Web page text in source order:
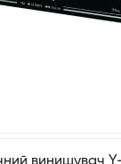
винищувач